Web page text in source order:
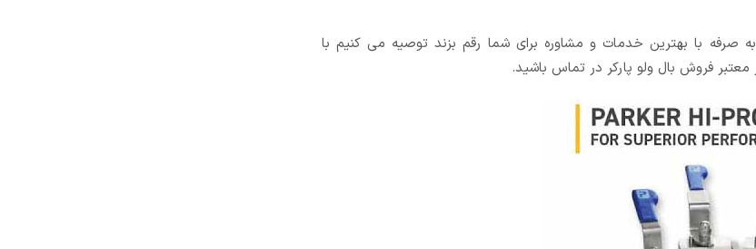
صرفه با بهترین خدمات و مشاوره برای شما رقم بزند توصیه می کنیم با
فروش بال ولو پارکر در تماس باشید.